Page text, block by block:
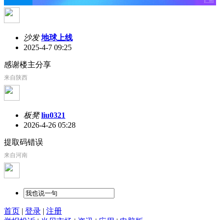
沙发 地球上线
2025-4-7 09:25
感谢楼主分享
来自陕西
板凳 liu0321
2026-4-26 05:28
提取码错误
来自河南
首页 | 登录 | 注册